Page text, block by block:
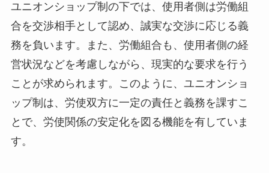
ユニオンショップ制の下では、使用者側は労働組
合を交渉相手として認め、誠実な交渉に応じる義
務を負います。また、労働組合も、使用者側の経
営状況などを考慮しながら、現実的な要求を行う
ことが求められます。このように、ユニオンショ
ップ制は、労使双方に一定の責任と義務を課すこ
とで、労使関係の安定化を図る機能を有していま
す。